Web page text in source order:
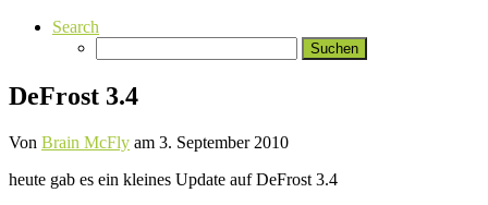
Search
nach:
DeFrost 3.4
Von Brain McFly am 3. September 2010
heute gab es ein kleines Update auf DeFrost 3.4